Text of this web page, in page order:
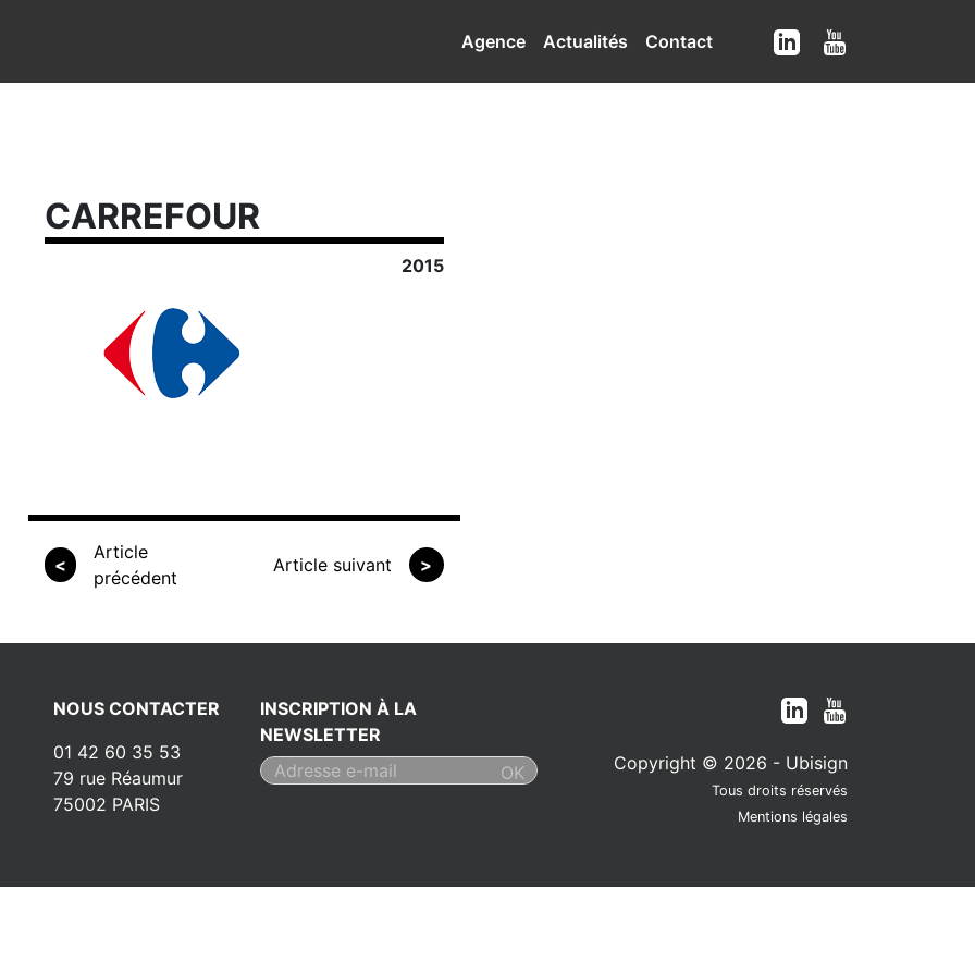
Agence Actualités Contact
CARREFOUR
2015
<
Article
précédent
Article suivant >
NOUS CONTACTER
01 42 60 35 53
79 rue Réaumur
75002 PARIS
INSCRIPTION À LA
NEWSLETTER
Copyright © 2026 - Ubisign
Tous droits réservés
Mentions légales